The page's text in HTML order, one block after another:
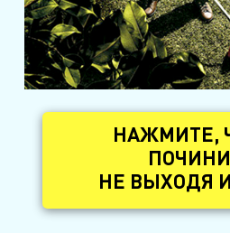
НАЖМИТЕ,
НЕ ВЫХОДЯ